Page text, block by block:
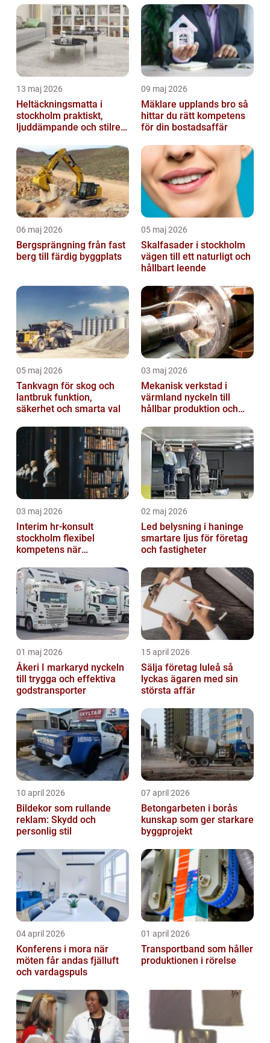
13 maj 2026
Heltäckningsmatta i
stockholm praktiskt,
ljuddämpande och stilrent
09 maj 2026
Mäklare upplands bro så
hittar du rätt kompetens
för din bostadsaffär
06 maj 2026
Bergsprängning från fast
berg till färdig byggplats
05 maj 2026
Skalfasader i stockholm
vägen till ett naturligt och
hållbart leende
05 maj 2026
Tankvagn för skog och
lantbruk funktion,
säkerhet och smarta val
03 maj 2026
Mekanisk verkstad i
värmland nyckeln till
hållbar produktion och
03 maj 2026
Interim hr-konsult
stockholm flexibel
kompetens när
stöd
02 maj 2026
Led belysning i haninge
smartare ljus för företag
och fastigheter
01 maj 2026
Åkeri I markaryd nyckeln
till trygga och effektiva
godstransporter
15 april 2026
Sälja företag luleå så
lyckas ägaren med sin
största affär
10 april 2026
Bildekor som rullande
reklam: Skydd och
personlig stil
07 april 2026
Betongarbeten i borås
kunskap som ger starkare
byggprojekt
04 april 2026
Konferens i mora när
möten får andas fjälluft
och vardagspuls
01 april 2026
Transportband som håller
produktionen i rörelse